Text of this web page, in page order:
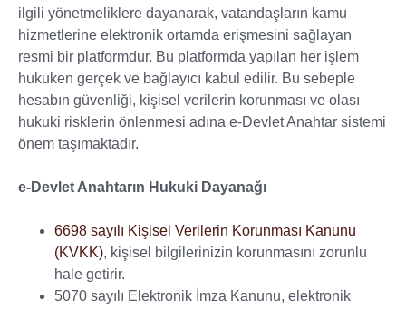
ilgili yönetmeliklere dayanarak, vatandaşların kamu
hizmetlerine elektronik ortamda erişmesini sağlayan
resmi bir platformdur. Bu platformda yapılan her işlem
hukuken gerçek ve bağlayıcı kabul edilir. Bu sebeple
hesabın güvenliği, kişisel verilerin korunması ve olası
hukuki risklerin önlenmesi adına e-Devlet Anahtar sistemi
önem taşımaktadır.
e-Devlet Anahtarın Hukuki Dayanağı
6698 sayılı Kişisel Verilerin Korunması Kanunu
(KVKK), kişisel bilgilerinizin korunmasını zorunlu
hale getirir.
5070 sayılı Elektronik İmza Kanunu, elektronik